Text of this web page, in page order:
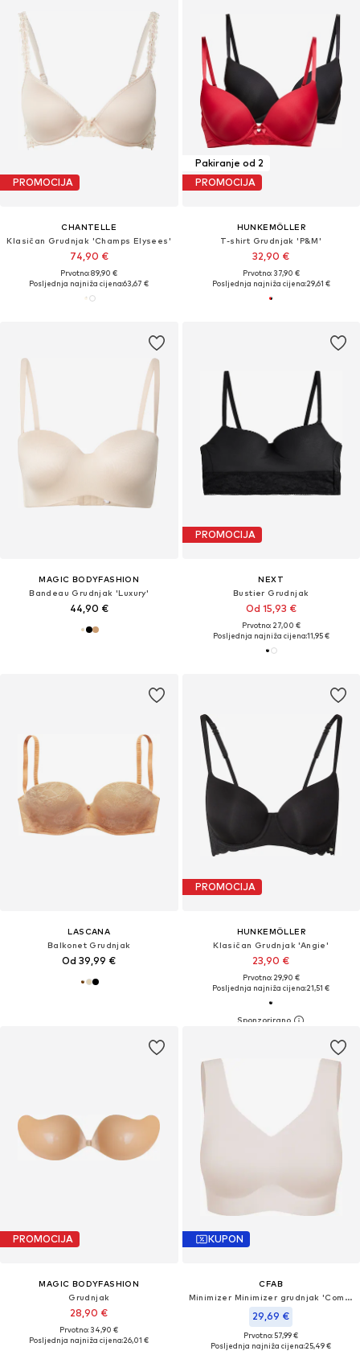
PROMOCIJA
CHANTELLE
Klasičan Grudnjak 'Champs Elysees'
74,90 €
Prvotno: 89,90 €
Posljednja najniža cijena:63,67 €
Pakiranje od 2
PROMOCIJA
HUNKEMÖLLER
T-shirt Grudnjak 'P&M'
32,90 €
Prvotno: 37,90 €
Posljednja najniža cijena:29,61 €
MAGIC BODYFASHION
Bandeau Grudnjak 'Luxury'
44,90 €
PROMOCIJA
NEXT
Bustier Grudnjak
Od 15,93 €
Prvotno: 27,00 €
Posljednja najniža cijena:11,95 €
LASCANA
Balkonet Grudnjak
Od 39,99 €
PROMOCIJA
HUNKEMÖLLER
Klasičan Grudnjak 'Angie'
23,90 €
Prvotno: 29,90 €
Posljednja najniža cijena:21,51 €
PROMOCIJA
MAGIC BODYFASHION
Grudnjak
28,90 €
Prvotno: 34,90 €
Posljednja najniža cijena:26,01 €
KUPON
CFAB
Minimizer Minimizer grudnjak 'Comfort Minimizer Back Support BH'
29,69 €
Prvotno: 57,99 €
Posljednja najniža cijena:25,49 €